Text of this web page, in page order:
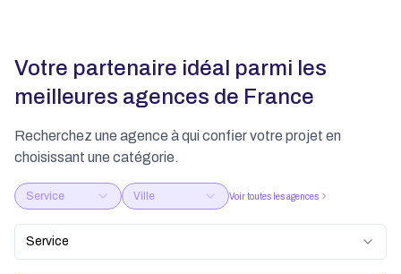
Votre partenaire idéal parmi les
meilleures agences de France
Recherchez une agence à qui confier votre projet en
choisissant une catégorie.
Service Ville Voir toutes les agences
Service